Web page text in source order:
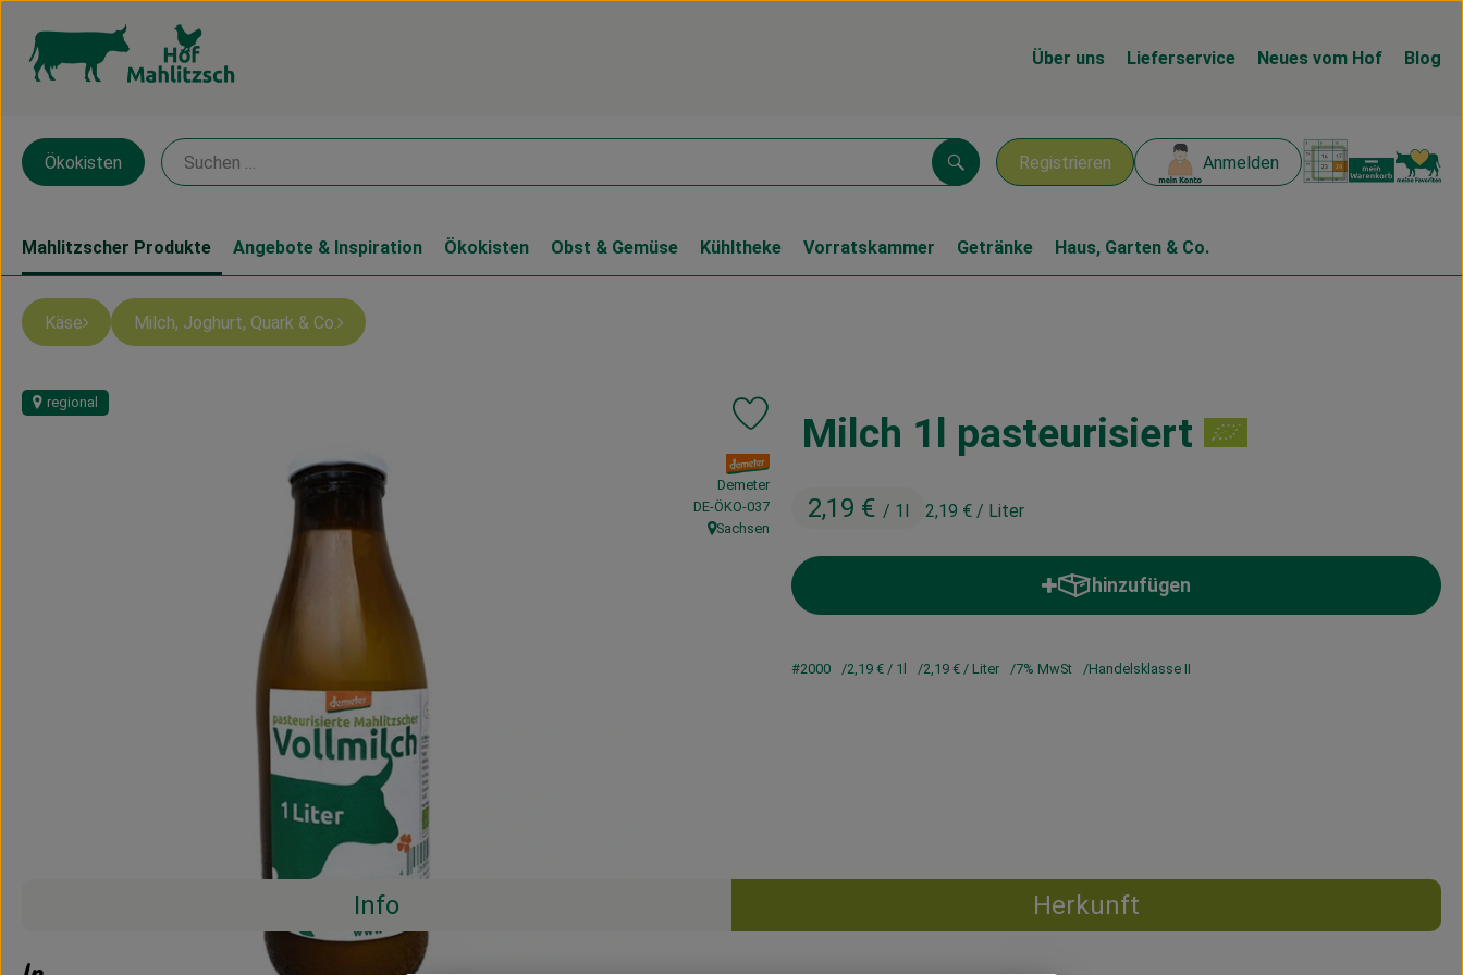
Über uns Lieferservice Neues vom Hof Blog
Registrieren Anmelden
Suchen
Ökokisten
Mahlitzscher Produkte Angebote & Inspiration Ökokisten Obst & Gemüse Kühltheke Vorratskammer Getränke Haus, Garten & Co.
Käse Milch, Joghurt, Quark & Co.
Milch 1l pasteurisiert
2,19 € / 1l 2,19 € / Liter
regional
Produkt zu Favouriten hinzufügen
, Verband:
Demeter
, Kontrollstelle:
DE-ÖKO-037
, Herkunft:
Sachsen
hinzufügen
Produkt zum Warenkorb hinzufügen
#2000 2,19 € / 1l 2,19 € / Liter 7% MwSt Handelsklasse II
Info Herkunft